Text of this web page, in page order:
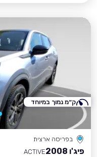
בפריסה ארצית
פיג'ו 2008
ACTIVE
ק״מ נמוך במיוחד